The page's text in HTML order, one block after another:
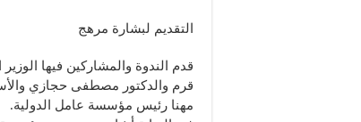
التقديم لبشارة مرهج
قدم الندوة والمشاركين فيها
قرم والدكتور مصطفى حجازي
مهنا رئيس مؤسسة عامل الدولية.